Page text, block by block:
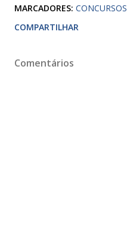
MARCADORES: CONCURSOS
COMPARTILHAR
Comentários